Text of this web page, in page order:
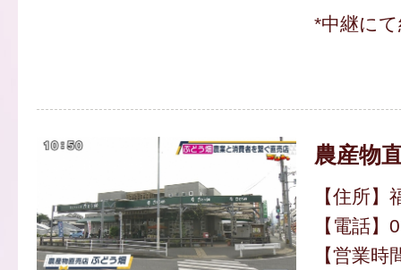
*中継に
農産物
【住所
【電話
【営業